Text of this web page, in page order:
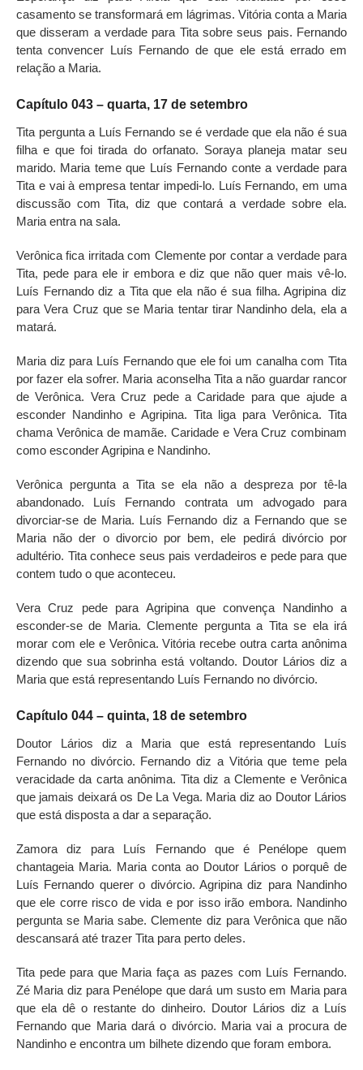
casamento se transformará em lágrimas. Vitória conta a Maria
que disseram a verdade para Tita sobre seus pais. Fernando
tenta convencer Luís Fernando de que ele está errado em
relação a Maria.
Capítulo 043 – quarta, 17 de setembro
Tita pergunta a Luís Fernando se é verdade que ela não é sua
filha e que foi tirada do orfanato. Soraya planeja matar seu
marido. Maria teme que Luís Fernando conte a verdade para
Tita e vai à empresa tentar impedi-lo. Luís Fernando, em uma
discussão com Tita, diz que contará a verdade sobre ela.
Maria entra na sala.
Verônica fica irritada com Clemente por contar a verdade para
Tita, pede para ele ir embora e diz que não quer mais vê-lo.
Luís Fernando diz a Tita que ela não é sua filha. Agripina diz
para Vera Cruz que se Maria tentar tirar Nandinho dela, ela a
matará.
Maria diz para Luís Fernando que ele foi um canalha com Tita
por fazer ela sofrer. Maria aconselha Tita a não guardar rancor
de Verônica. Vera Cruz pede a Caridade para que ajude a
esconder Nandinho e Agripina. Tita liga para Verônica. Tita
chama Verônica de mamãe. Caridade e Vera Cruz combinam
como esconder Agripina e Nandinho.
Verônica pergunta a Tita se ela não a despreza por tê-la
abandonado. Luís Fernando contrata um advogado para
divorciar-se de Maria. Luís Fernando diz a Fernando que se
Maria não der o divorcio por bem, ele pedirá divórcio por
adultério. Tita conhece seus pais verdadeiros e pede para que
contem tudo o que aconteceu.
Vera Cruz pede para Agripina que convença Nandinho a
esconder-se de Maria. Clemente pergunta a Tita se ela irá
morar com ele e Verônica. Vitória recebe outra carta anônima
dizendo que sua sobrinha está voltando. Doutor Lários diz a
Maria que está representando Luís Fernando no divórcio.
Capítulo 044 – quinta, 18 de setembro
Doutor Lários diz a Maria que está representando Luís
Fernando no divórcio. Fernando diz a Vitória que teme pela
veracidade da carta anônima. Tita diz a Clemente e Verônica
que jamais deixará os De La Vega. Maria diz ao Doutor Lários
que está disposta a dar a separação.
Zamora diz para Luís Fernando que é Penélope quem
chantageia Maria. Maria conta ao Doutor Lários o porquê de
Luís Fernando querer o divórcio. Agripina diz para Nandinho
que ele corre risco de vida e por isso irão embora. Nandinho
pergunta se Maria sabe. Clemente diz para Verônica que não
descansará até trazer Tita para perto deles.
Tita pede para que Maria faça as pazes com Luís Fernando.
Zé Maria diz para Penélope que dará um susto em Maria para
que ela dê o restante do dinheiro. Doutor Lários diz a Luís
Fernando que Maria dará o divórcio. Maria vai a procura de
Nandinho e encontra um bilhete dizendo que foram embora.